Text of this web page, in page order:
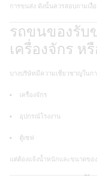
การขนส่ง ดังนั้นควรสอบถามเงื่
รถขนของรับ
เครื่องจักร ห
บางบริษัทมีความเชี่ยวชาญในก
เครื่องจักร
อุปกรณ์โรงงาน
ตู้เซฟ
แต่ต้องแจ้งน้ำหนักและขนาดขอ